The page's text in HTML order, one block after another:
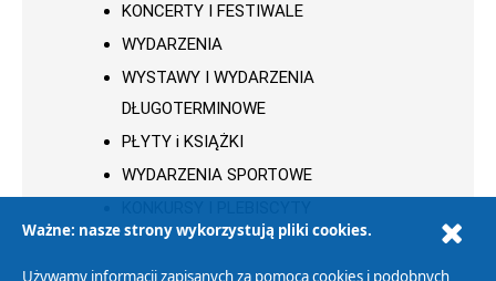
KONCERTY I FESTIWALE
WYDARZENIA
WYSTAWY I WYDARZENIA
DŁUGOTERMINOWE
PŁYTY i KSIĄŻKI
WYDARZENIA SPORTOWE
Ważne: nasze strony wykorzystują pliki cookies.
Używamy informacji zapisanych za pomocą cookies i podobnych